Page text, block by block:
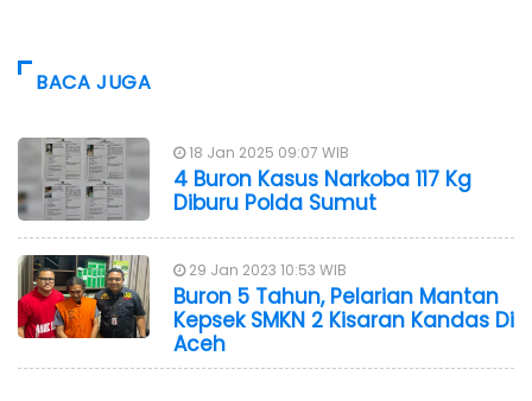
BACA JUGA
18 Jan 2025 09:07 WIB
4 Buron Kasus Narkoba 117 Kg
Diburu Polda Sumut
29 Jan 2023 10:53 WIB
Buron 5 Tahun, Pelarian Mantan
Kepsek SMKN 2 Kisaran Kandas Di
Aceh